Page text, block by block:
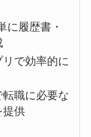
に履歴書・
で効率的に
職に必要な
提供